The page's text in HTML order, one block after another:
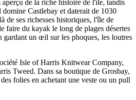
de la riche histoire de l'île, tandis
Castlebay et daterait de 1030
de ses richesses historiques, l'île de
faire du kayak le long de plages désertes
gardant un œil sur les phoques, les loutres
Isle of Harris Knitwear Company,
Tweed. Dans sa boutique de Grosbay,
folies en achetant une veste ou un pull